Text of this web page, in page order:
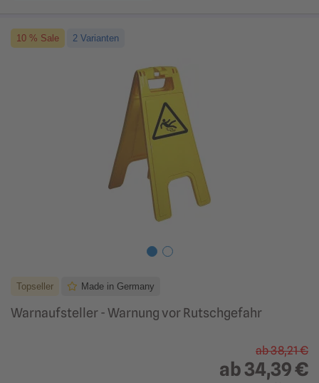
10 % Sale 2 Varianten
Topseller Made in Germany
Warnaufsteller - Warnung vor Rutschgefahr
ab38,21 €
ab34,39 €